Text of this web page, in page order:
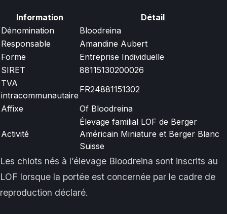
Information
Détail
Dénomination
Bloodreina
Responsable
Amandine Aubert
Forme
Entreprise Individuelle
SIRET
88115130200026
TVA
intracommunautaire
FR24881151302
Affixe
Of Bloodreina
Activité
Élevage familial LOF de Berger
Américain Miniature et Berger Blanc
Suisse
Les chiots nés à l’élevage Bloodreina sont inscrits au
LOF lorsque la portée est concernée par le cadre de
reproduction déclaré.